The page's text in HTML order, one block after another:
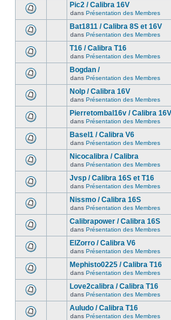
Pic2 / Calibra 16V
dans Présentation des Membres
Bat1811 / Calibra 8S et 16V
dans Présentation des Membres
T16 / Calibra T16
dans Présentation des Membres
Bogdan /
dans Présentation des Membres
Nolp / Calibra 16V
dans Présentation des Membres
Pierretombal16v / Calibra 16V
dans Présentation des Membres
Basel1 / Calibra V6
dans Présentation des Membres
Nicocalibra / Calibra
dans Présentation des Membres
Jvsp / Calibra 16S et T16
dans Présentation des Membres
Nissmo / Calibra 16S
dans Présentation des Membres
Calibrapower / Calibra 16S
dans Présentation des Membres
ElZorro / Calibra V6
dans Présentation des Membres
Mephisto0225 / Calibra T16
dans Présentation des Membres
Love2calibra / Calibra T16
dans Présentation des Membres
Auludo / Calibra T16
dans Présentation des Membres